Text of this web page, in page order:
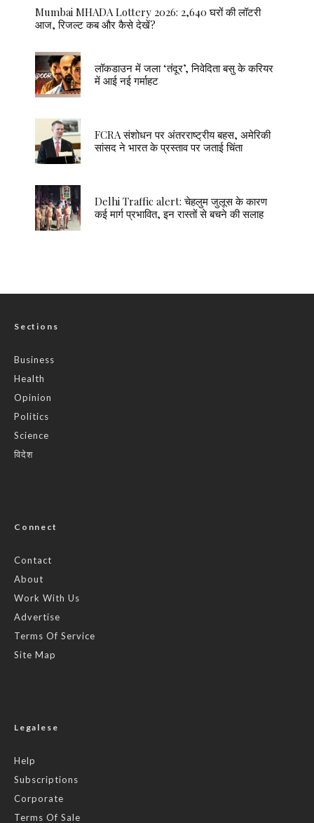
Mumbai MHADA Lottery 2026: 2,640 घरों की लॉटरी
आज, रिजल्ट कब और कैसे देखें?
लॉकडाउन में जला ‘तंदूर’, निवेदिता बसु के करियर
में आई नई गर्माहट
FCRA संशोधन पर अंतरराष्ट्रीय बहस, अमेरिकी
सांसद ने भारत के प्रस्ताव पर जताई चिंता
Delhi Traffic alert: चेहलुम जुलूस के कारण
कई मार्ग प्रभावित, इन रास्तों से बचने की सलाह
Sections
Business
Health
Opinion
Politics
Science
विदेश
Connect
Contact
About
Work With Us
Advertise
Terms Of Service
Site Map
Legalese
Help
Subscriptions
Corporate
Terms Of Sale